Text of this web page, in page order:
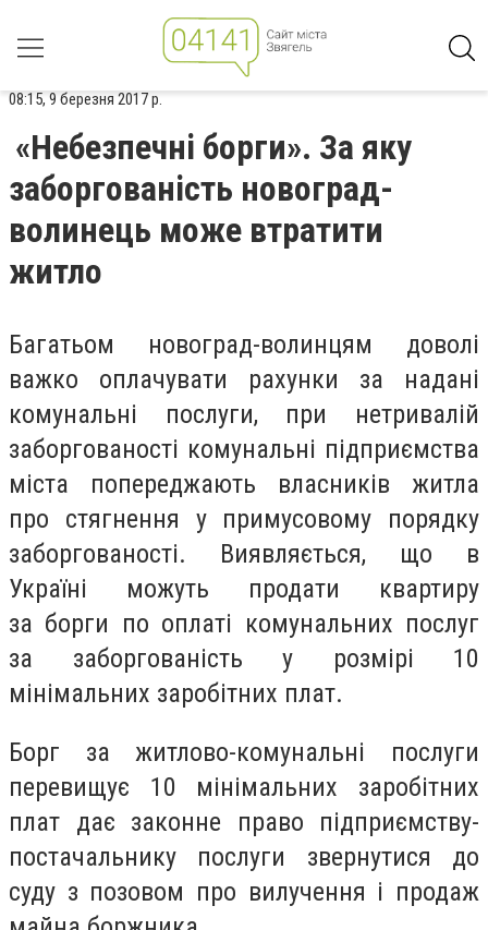
08:15, 9 березня 2017 р.
«Небезпечні борги». За яку
заборгованість новоград-
волинець може втратити
житло
Багатьом новоград-волинцям доволі
важко оплачувати рахунки за надані
комунальні послуги, при нетривалій
заборгованості комунальні підприємства
міста попереджають власників житла
про стягнення у примусовому порядку
заборгованості. Виявляється, що в
Україні можуть продати квартиру
за борги по оплаті комунальних послуг
за заборгованість у розмірі 10
мінімальних заробітних плат.
Борг за житлово-комунальні послуги
перевищує 10 мінімальних заробітних
плат дає законне право підприємству-
постачальнику послуги звернутися до
суду з позовом про вилучення і продаж